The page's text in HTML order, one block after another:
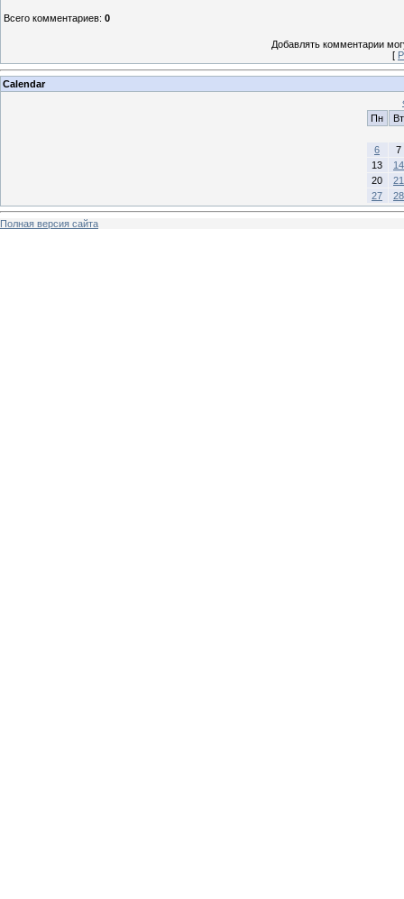
Всего комментариев: 0
Добавлять комментарии
[
Calendar
Пн
Вт
6
7
13
14
20
21
27
28
Полная версия сайта